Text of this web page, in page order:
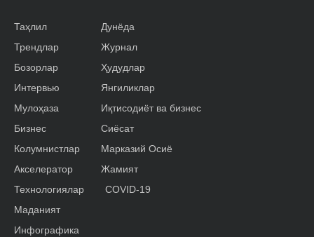
Таҳлил
Трендлар
Бозорлар
Интервью
Мулоҳаза
Бизнес
Колумнистлар
Акселератор
Дунёда
Журнал
Ҳудудлар
Янгиликлар
Иқтисодиёт ва бизнес
Сиёсат
Марказий Осиё
Жамият
Технологиялар
Маданият
Инфографика
COVID-19